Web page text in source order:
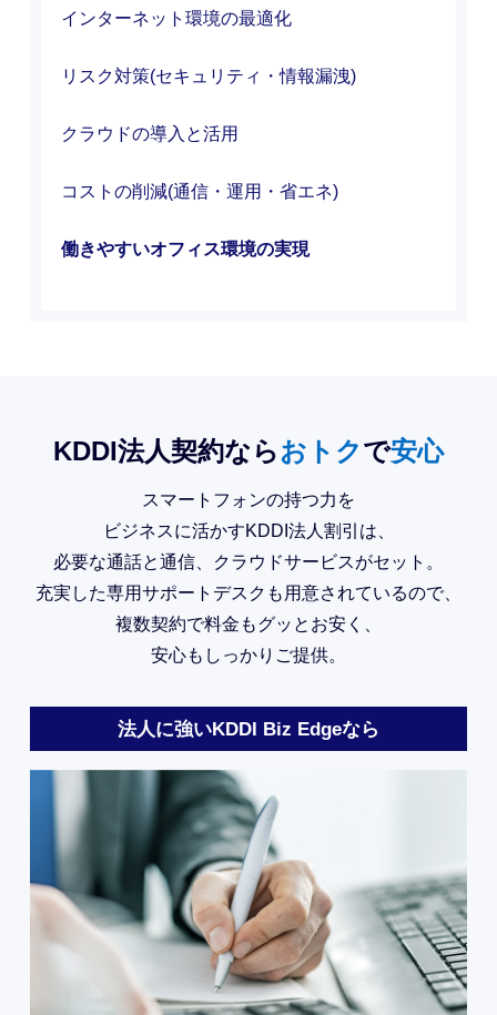
インターネット環境の最適化
リスク対策(セキュリティ・情報漏洩)
クラウドの導入 と活用
コストの削減(通信・運用・省エネ)
働きやすいオフィス環境の実現
KDDI法人契約ならおトクで安心
スマートフォンの持つ力を
ビジネスに活かすKDDI法人割引は、
必要な通話と通信、
クラウドサービスがセット。
充実した専用サポートデスクも 用意されているので、
複数契約で料金もグッとお安く、
安心もしっかりご提供。
法人に強いKDDI Biz Edgeなら